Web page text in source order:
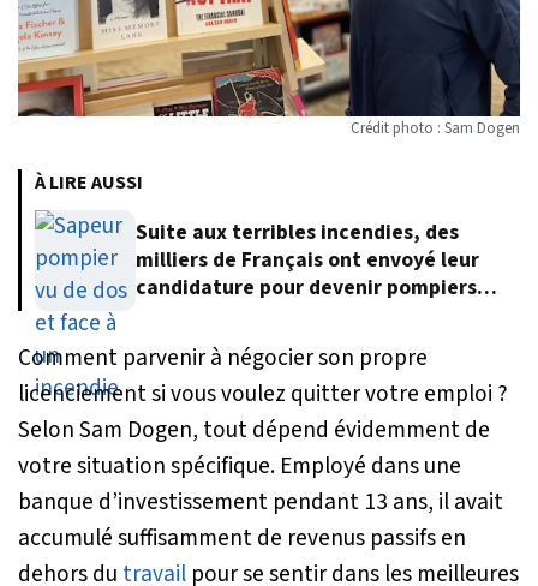
Crédit photo : Sam Dogen
À LIRE AUSSI
Suite aux terribles incendies, des
milliers de Français ont envoyé leur
candidature pour devenir pompiers
Comment parvenir à négocier son propre
licenciement si vous voulez quitter votre emploi ?
Selon Sam Dogen, tout dépend évidemment de
votre situation spécifique. Employé dans une
banque d’investissement pendant 13 ans, il avait
accumulé suffisamment de revenus passifs en
dehors du travail pour se sentir dans les meilleures